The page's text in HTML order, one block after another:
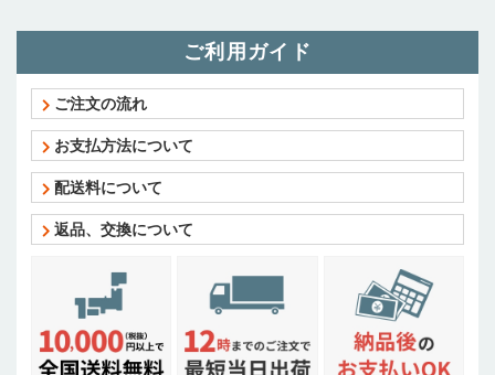
ご利用ガイド
ご注文の流れ
お支払方法について
配送料について
返品、交換について